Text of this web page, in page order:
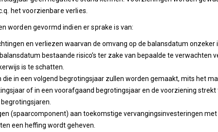
het voorzienbare verlies.
worden gevormd indien er sprake is van:
en verliezen waarvan de omvang op de balansdatum onzeker
bestaande risico’s ter zake van bepaalde te
is te schatten.
die in een volgend begrotingsjaar zullen worden gemaakt, mits het
of in een voorafgaand begrotingsjaar en de voorziening
(spaarcomponent) aan toekomstige vervangingsinvesteringen
een heffing wordt geheven.